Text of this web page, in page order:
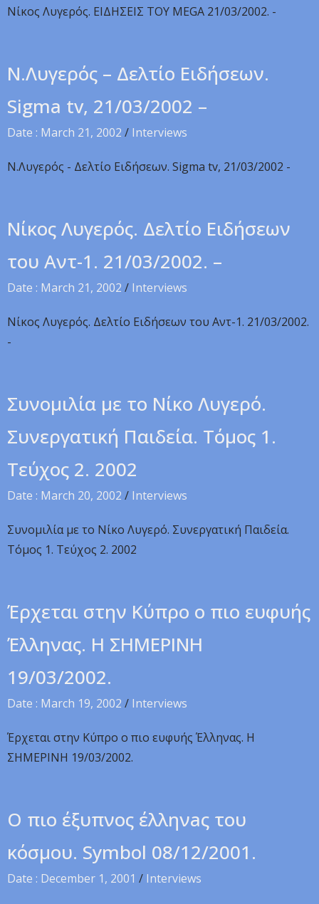
Nίκος Λυγερός. EIΔHΣEIΣ TOY MEGA 21/03/2002. -
N.Λυγερός – Δελτίο Ειδήσεων.
Sigma tv, 21/03/2002 –
Date : March 21, 2002 / Interviews
N.Λυγερός - Δελτίο Ειδήσεων. Sigma tv, 21/03/2002 -
Nίκος Λυγερός. Δελτίο Ειδήσεων
του Αντ-1. 21/03/2002. –
Date : March 21, 2002 / Interviews
Nίκος Λυγερός. Δελτίο Ειδήσεων του Αντ-1. 21/03/2002.
-
Συνομιλία με το Νίκο Λυγερό.
Συνεργατική Παιδεία. Τόμος 1.
Τεύχος 2. 2002
Date : March 20, 2002 / Interviews
Συνομιλία με το Νίκο Λυγερό. Συνεργατική Παιδεία.
Τόμος 1. Τεύχος 2. 2002
Έρχεται στην Κύπρο ο πιο ευφυής
Έλληνας. Η ΣΗΜΕΡΙΝΗ
19/03/2002.
Date : March 19, 2002 / Interviews
Έρχεται στην Κύπρο ο πιο ευφυής Έλληνας. Η
ΣΗΜΕΡΙΝΗ 19/03/2002.
O πιo έξυπνoς έλληνaς του
κόσμου. Symbol 08/12/2001.
Date : December 1, 2001 / Interviews